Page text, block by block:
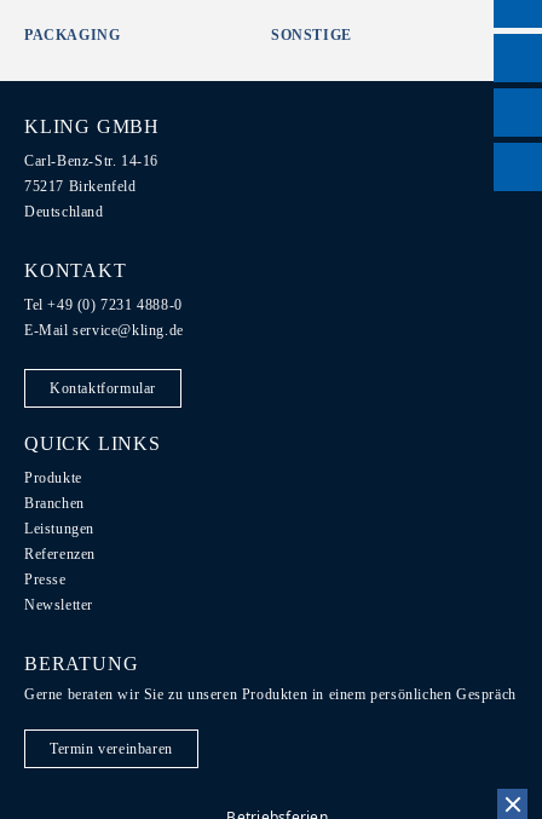
PACKAGING SONSTIGE
KLING GMBH
Carl-Benz-Str. 14-16
75217 Birkenfeld
Deutschland
KONTAKT
Tel +49 (0) 7231 4888-0
E-Mailservice@kling.de
Kontaktformular
QUICK LINKS
Produkte
Branchen
Leistungen
Referenzen
Presse
Newsletter
BERATUNG
Gerne beraten wir Sie zu unseren Produkten in einem persönlichen Gespräch
Termin vereinbaren